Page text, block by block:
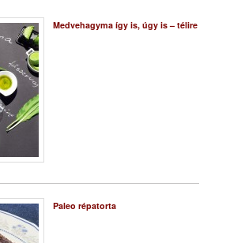
Medvehagyma így is, úgy is – télire
Paleo répatorta